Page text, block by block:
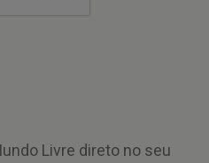
Livre direto no seu